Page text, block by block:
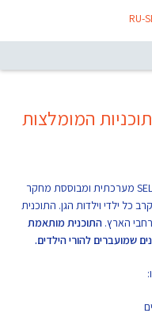
במאגר התוכניות המומלצות
תוכנית אני יכול.ה להצליח (א.י.ל), היא תוכנית SEL מערכתית ומבוססת מחקר
כל ילדי וילדות הגן. התוכנית
הארץ. התוכנית מותאמת
שמועברים להורי הילדים.